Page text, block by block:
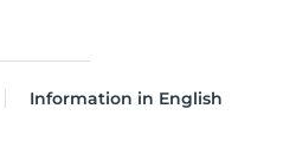
Information in English